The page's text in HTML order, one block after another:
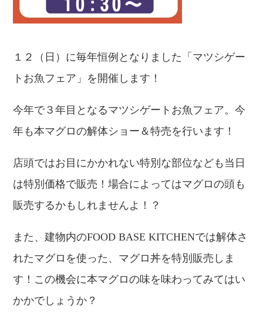
１２（日）に毎年恒例となりました「マツシゲー
トお魚フェア」を開催します！
今年で３年目となるマツシゲートお魚フェア。今
年も本マグロの解体ショー＆特売を行います！
店頭ではお目にかかれない特別な部位なども当日
は特別価格で販売！場合によってはマグロの頭も
販売するかもしれませんよ！？
また、建物内のFOOD BASE KITCHENでは解体さ
れたマグロを使った、マグロ丼を特別販売しま
す！この機会に本マグロの味を味わってみてはい
かかでしょうか？